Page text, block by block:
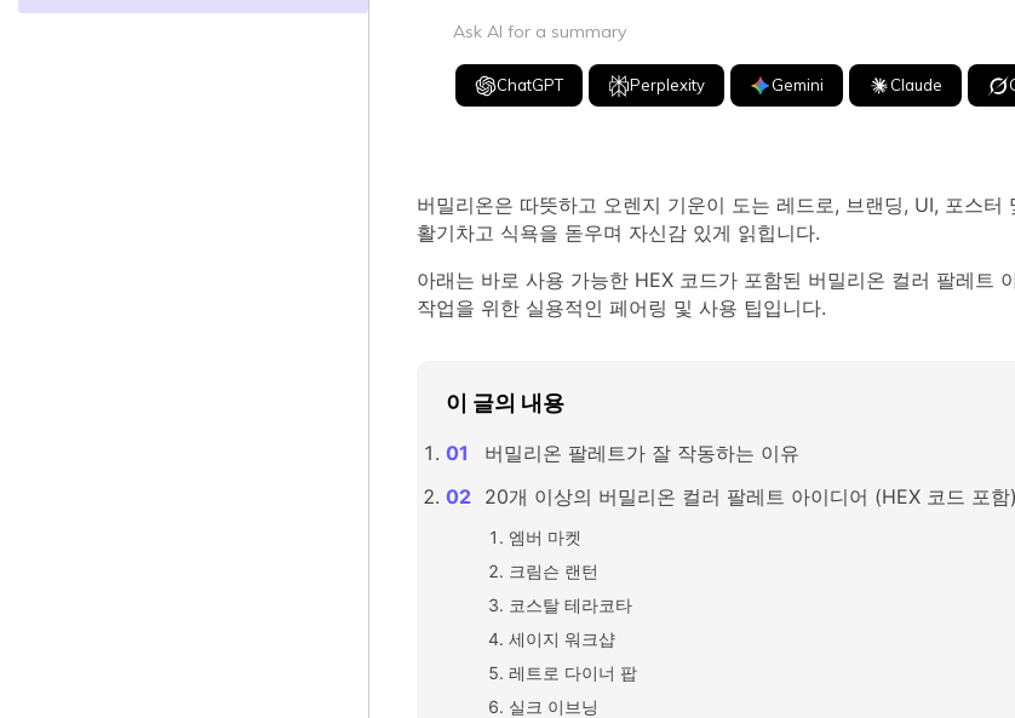
Ask AI for a summary
ChatGPT Perplexity Gemini Claude
버밀리온은 따뜻하고 오렌지 기운이 도는 레드로, 브랜딩, UI, 포스터
활기차고 식욕을 돋우며 자신감 있게 읽힙니다.
아래는 바로 사용 가능한 HEX 코드가 포함된 버밀리온 컬러 팔레트
작업을 위한 실용적인 페어링 및 사용 팁입니다.
이 글의 내용
버밀리온 팔레트가 잘 작동하는 이유
20개 이상의 버밀리온 컬러 팔레트 아이디어 (HEX 코드 포함)
엠버 마켓
크림슨 랜턴
코스탈 테라코타
세이지 워크샵
레트로 다이너 팝
실크 이브닝